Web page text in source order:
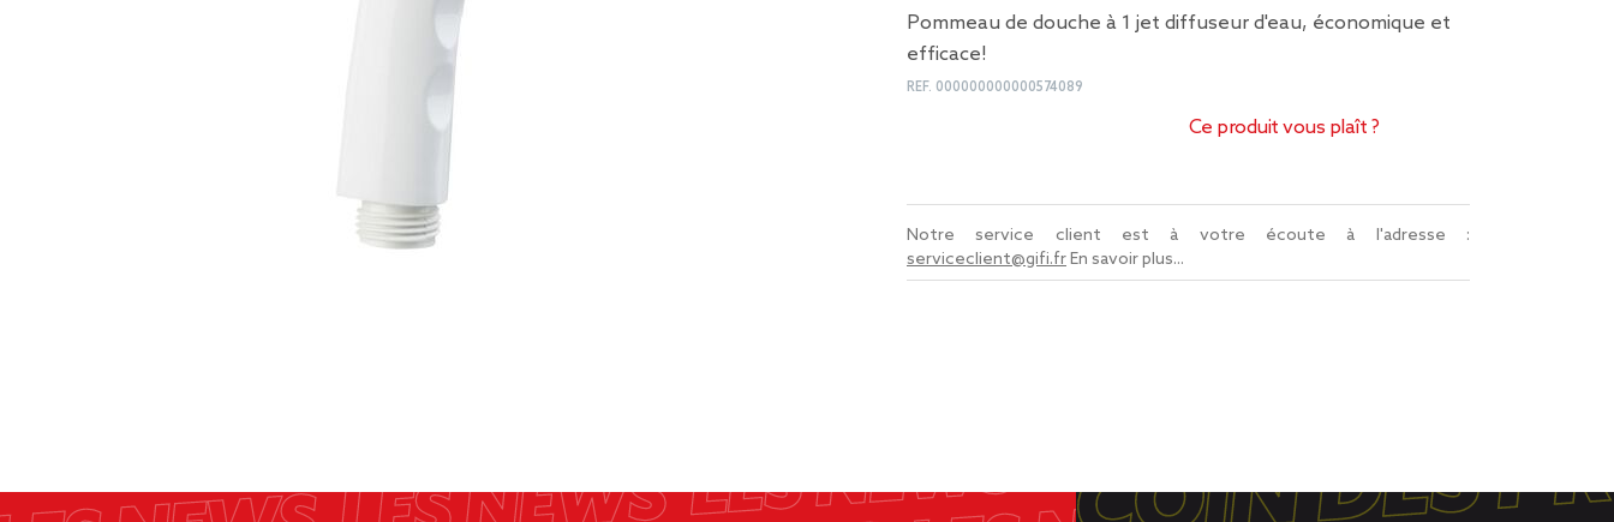
Pommeau de douche à 1 jet diffuseur d'eau, économique et
efficace!
REF. 000000000000574089
Ce produit vous plaît ?
Notre service client est à votre écoute à l'adresse :
serviceclient@gifi.frEn savoir plus...